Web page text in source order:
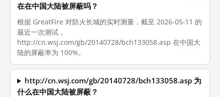
在在中国大陆被屏蔽吗？
根据 GreatFire 对防火长城的实时测量，截至 2026-05-11 的
最近一次测试，
http://cn.wsj.com/gb/20140728/bch133058.asp 在中国大
陆的屏蔽率为 100%。
http://cn.wsj.com/gb/20140728/bch133058.asp 为
什么在中国大陆被屏蔽？